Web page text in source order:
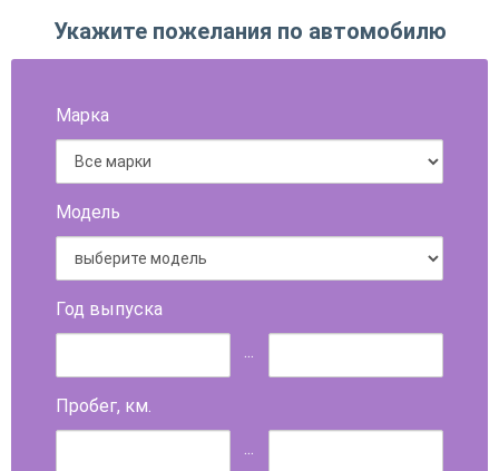
Укажите пожелания по автомобилю
Марка
Модель
Год выпуска
...
Пробег, км.
...